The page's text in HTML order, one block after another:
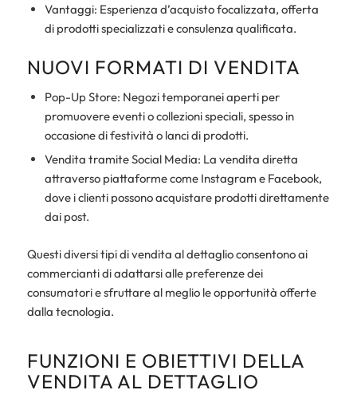
Vantaggi: Esperienza d’acquisto focalizzata, offerta
di prodotti specializzati e consulenza qualificata.
NUOVI FORMATI DI VENDITA
Pop-Up Store: Negozi temporanei aperti per
promuovere eventi o collezioni speciali, spesso in
occasione di festività o lanci di prodotti.
Vendita tramite Social Media: La vendita diretta
attraverso piattaforme come Instagram e Facebook,
dove i clienti possono acquistare prodotti direttamente
dai post.
Questi diversi tipi di vendita al dettaglio consentono ai
commercianti di adattarsi alle preferenze dei
consumatori e sfruttare al meglio le opportunità offerte
dalla tecnologia.
FUNZIONI E OBIETTIVI DELLA
VENDITA AL DETTAGLIO